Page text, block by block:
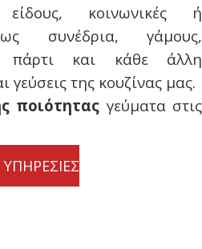
κοινωνικές ή
συνέδρια, γάμους,
πάρτι και κάθε άλλη
της κουζίνας μας.
ποιότητας γεύματα στις
ΥΠΗΡΕΣΙΕΣ